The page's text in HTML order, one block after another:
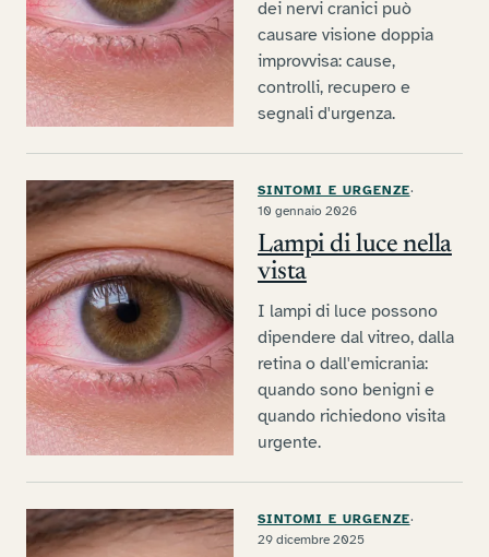
dei nervi cranici può
causare visione doppia
improvvisa: cause,
controlli, recupero e
segnali d'urgenza.
SINTOMI E URGENZE·
10 gennaio 2026
Lampi di luce nella
vista
I lampi di luce possono
dipendere dal vitreo, dalla
retina o dall'emicrania:
quando sono benigni e
quando richiedono visita
urgente.
SINTOMI E URGENZE·
29 dicembre 2025